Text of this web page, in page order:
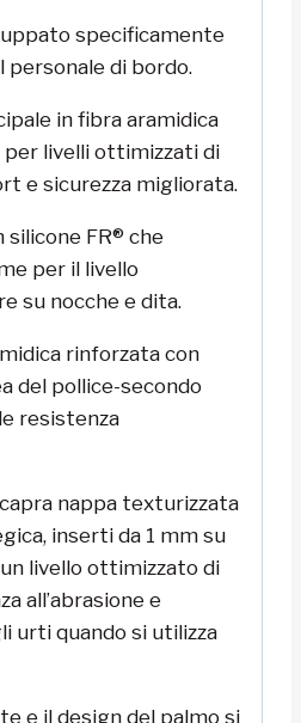
specificamente
personale di bordo.
in fibra aramidica
livelli ottimizzati di
e sicurezza migliorata.
FR® che
per il livello
su nocche e dita.
rinforzata con
del pollice-secondo
resistenza
nappa texturizzata
inserti da 1 mm su
livello ottimizzato di
all’abrasione e
urti quando si utilizza
e il design del palmo si